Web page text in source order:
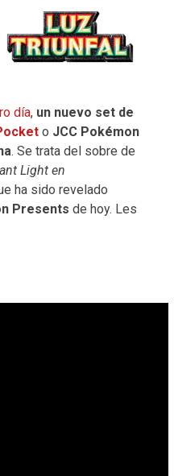
día, un nuevo set de
o JCC Pokémon
. Se trata del sobre de
Light en
ha sido revelado
Presents de hoy. Les